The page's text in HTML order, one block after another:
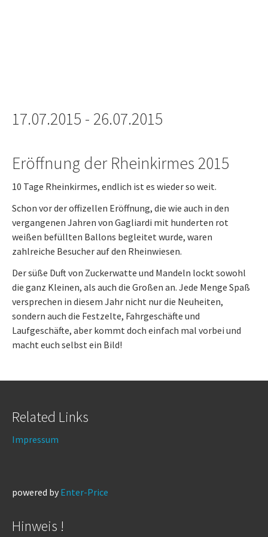
17.07.2015 - 26.07.2015
Eröffnung der Rheinkirmes 2015
10 Tage Rheinkirmes, endlich ist es wieder so weit.
Schon vor der offizellen Eröffnung, die wie auch in den
vergangenen Jahren von Gagliardi mit hunderten rot
weißen befüllten Ballons begleitet wurde, waren
zahlreiche Besucher auf den Rheinwiesen.
Der süße Duft von Zuckerwatte und Mandeln lockt sowohl
die ganz Kleinen, als auch die Großen an. Jede Menge Spaß
versprechen in diesem Jahr nicht nur die Neuheiten,
sondern auch die Festzelte, Fahrgeschäfte und
Laufgeschäfte, aber kommt doch einfach mal vorbei und
macht euch selbst ein Bild!
Related Links
Impressum
powered by Enter-Price
Hinweis !